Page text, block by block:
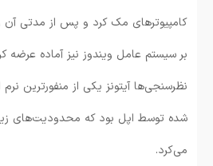
کامپیوترهای مک کرد و پس از مدتی آن
بر سیستم عامل ویندوز نیز آماده عرضه
نظرسنجی‌ها آیتونز یکی از منفورترین نرم
شده توسط اپل بود که محدودیت‌های
می‌کرد.